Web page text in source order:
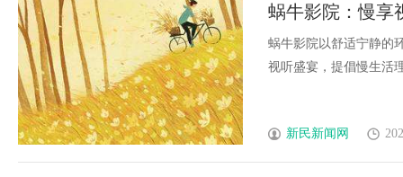
蜗牛影院：慢享
蜗牛影院以舒适宁静的
视听盛宴，提倡慢生活
新民新闻网